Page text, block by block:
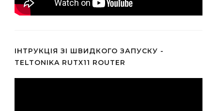
ІНТРУКЦІЯ ЗІ ШВИДКОГО ЗАПУСКУ -
TELTONIKA RUTX11 ROUTER